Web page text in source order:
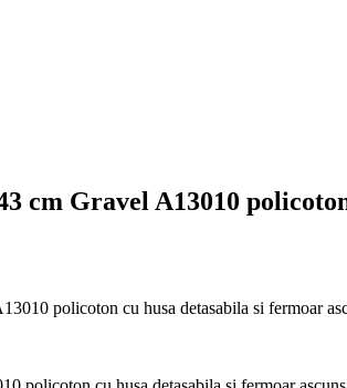
cm Gravel A13010
policoton cu husa detasabila si fermoar